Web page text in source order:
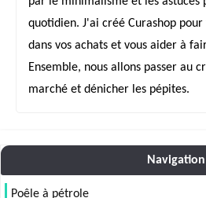
quotidien. J'ai créé Curashop
dans vos achats et vous aider à
Ensemble, nous allons passer au
marché et dénicher les pépites.
Navigation
Poêle à pétrole